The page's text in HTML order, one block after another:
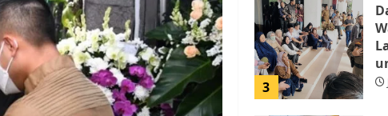
3